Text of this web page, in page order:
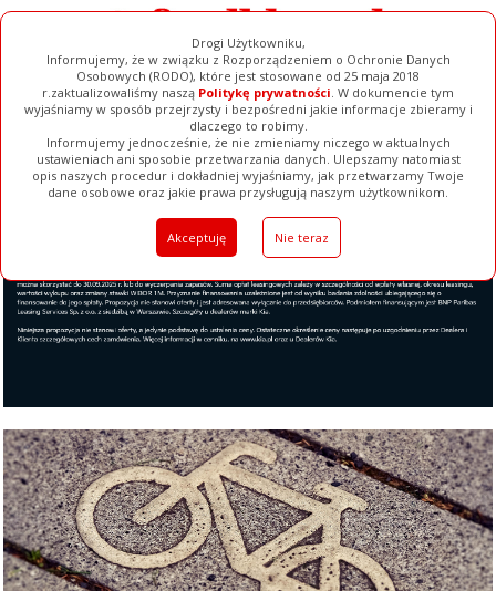
Drogi Użytkowniku,
Informujemy, że w związku z Rozporządzeniem o Ochronie Danych
Osobowych (RODO), które jest stosowane od 25 maja 2018
r.zaktualizowaliśmy naszą Politykę prywatności. W dokumencie tym
wyjaśniamy w sposób przejrzysty i bezpośredni jakie informacje zbieramy i
dlaczego to robimy.
Informujemy jednocześnie, że nie zmieniamy niczego w aktualnych
ustawieniach ani sposobie przetwarzania danych. Ulepszamy natomiast
opis naszych procedur i dokładniej wyjaśniamy, jak przetwarzamy Twoje
dane osobowe oraz jakie prawa przysługują naszym użytkownikom.
Akceptuję Nie teraz
Ogłoszenia Filmy Galerie Baza Firm Pełna Wersja